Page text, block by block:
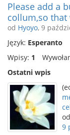
Please add a
collum,so that
od Hyoyo, 9
Język: Esperanto
Wpisy: 1
Ostatni wpis
od
9